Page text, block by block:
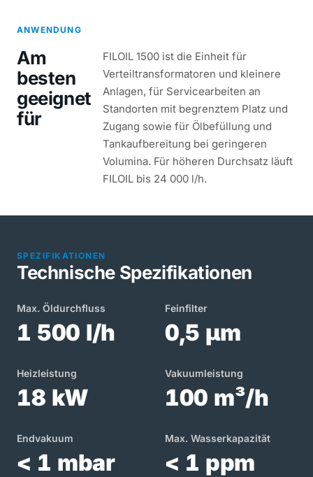
ANWENDUNG
Am
besten
geeignet
für
FILOIL 1500 ist die Einheit für
Verteiltransformatoren und kleinere
Anlagen, für Servicearbeiten an
Standorten mit begrenztem Platz und
Zugang sowie für Ölbefüllung und
Tankaufbereitung bei geringeren
Volumina. Für höheren Durchsatz läuft
FILOIL bis 24 000 l/h.
SPEZIFIKATIONEN
Technische Spezifikationen
Max. Öldurchfluss
1 500 l/h
Feinfilter
0,5 µm
Heizleistung
18 kW
Vakuumleistung
100 m³/h
Endvakuum
< 1 mbar
Max. Wasserkapazität
< 1 ppm